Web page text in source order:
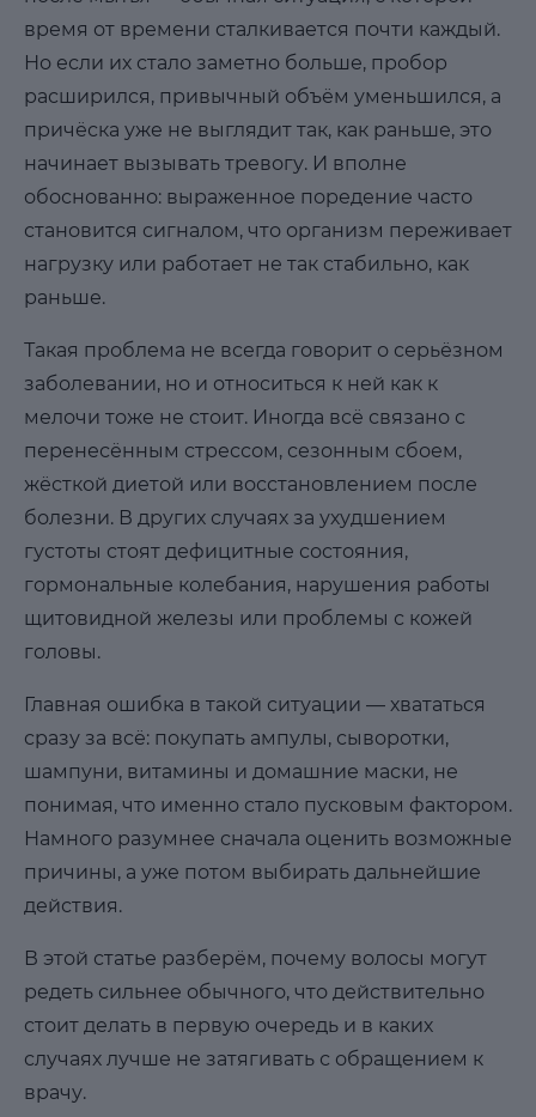
время от времени сталкивается почти каждый.
Но если их стало заметно больше, пробор
расширился, привычный объём уменьшился, а
причёска уже не выглядит так, как раньше, это
начинает вызывать тревогу. И вполне
обоснованно: выраженное поредение часто
становится сигналом, что организм переживает
нагрузку или работает не так стабильно, как
раньше.
Такая проблема не всегда говорит о серьёзном
заболевании, но и относиться к ней как к
мелочи тоже не стоит. Иногда всё связано с
перенесённым стрессом, сезонным сбоем,
жёсткой диетой или восстановлением после
болезни. В других случаях за ухудшением
густоты стоят дефицитные состояния,
гормональные колебания, нарушения работы
щитовидной железы или проблемы с кожей
головы.
Главная ошибка в такой ситуации — хвататься
сразу за всё: покупать ампулы, сыворотки,
шампуни, витамины и домашние маски, не
понимая, что именно стало пусковым фактором.
Намного разумнее сначала оценить возможные
причины, а уже потом выбирать дальнейшие
действия.
В этой статье разберём, почему волосы могут
редеть сильнее обычного, что действительно
стоит делать в первую очередь и в каких
случаях лучше не затягивать с обращением к
врачу.